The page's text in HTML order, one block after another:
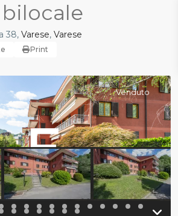
bilocale
38, Varese, Varese
Print
Venduto